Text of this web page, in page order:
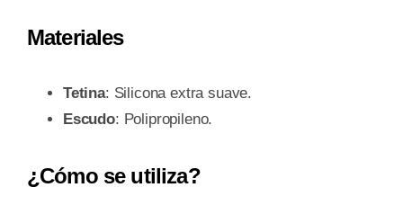
Materiales
Tetina: Silicona extra suave.
Escudo: Polipropileno.
¿Cómo se utiliza?